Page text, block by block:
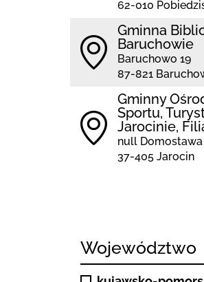
62-010
Gminna
Baruchowie
Baruchowo 19
87-821
Gminny
Sportu,
Jarocinie,
null Domostawa
37-405 Jarocin
Województwo